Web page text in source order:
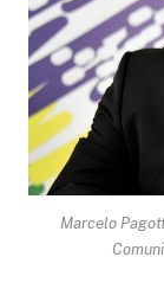
Marcelo